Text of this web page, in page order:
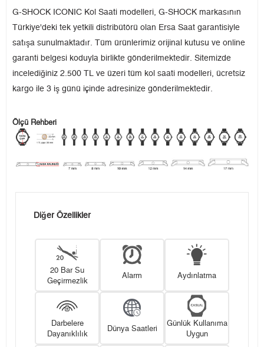
G-SHOCK ICONIC Kol Saati modelleri, G-SHOCK markasının
Türkiye'deki tek yetkili distribütörü olan Ersa Saat garantisiyle
satışa sunulmaktadır. Tüm ürünlerimiz orijinal kutusu ve online
garanti belgesi koduyla birlikte gönderilmektedir. Sitemizde
incelediğiniz 2.500 TL ve üzeri tüm kol saati modelleri, ücretsiz
kargo ile 3 iş günü içinde adresinize gönderilmektedir.
Ölçü Rehberi
Diğer Özellikler
20 Bar Su
Geçirmezlik
Alarm Aydınlatma
Darbelere
Dayanıklılık
Dünya Saatleri
Günlük Kullanıma
Uygun